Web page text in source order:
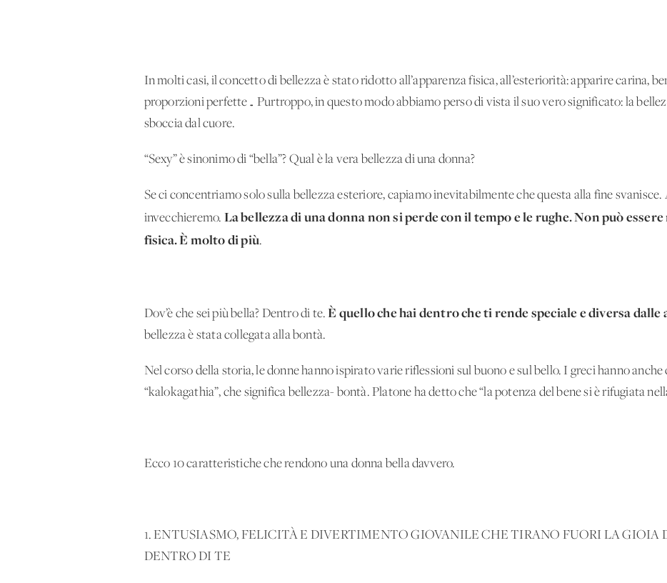
In molti casi, il concetto di bellezza è stato ridotto all’apparenza fisica, all’esteriorità: apparire carina,
proporzioni perfette… Purtroppo, in questo modo abbiamo perso di vista il suo vero significato: la
sboccia dal cuore.
“Sexy” è sinonimo di “bella”? Qual è la vera bellezza di una donna?
Se ci concentriamo solo sulla bellezza esteriore, capiamo inevitabilmente che questa alla fine
invecchieremo. La bellezza di una donna non si perde con il tempo e le rughe. Non può
fisica. È molto di più.
Dov’è che sei più bella? Dentro di te.È quello che hai dentro che ti rende speciale e diversa dalle
bellezza è stata collegata alla bontà.
Nel corso della storia, le donne hanno ispirato varie riflessioni sul buono e sul bello. I greci hanno
“kalokagathia”, che significa bellezza- bontà. Platone ha detto che “la potenza del bene si è rifugiata
Ecco 10 caratteristiche che rendono una donna bella davvero.
1. ENTUSIASMO, FELICITÀ E DIVERTIMENTO GIOVANILE CHE TIRANO FUORI LA GIOIA
DENTRO DI TE